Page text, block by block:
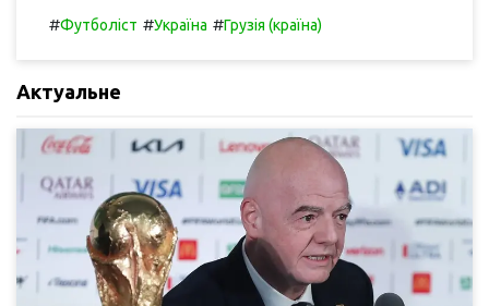
#Футболіст #Україна #Грузія (країна)
Актуальне